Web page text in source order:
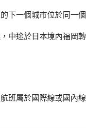
下一個城市位於同一個
幌，中途於日本
班屬於國際線或國內線